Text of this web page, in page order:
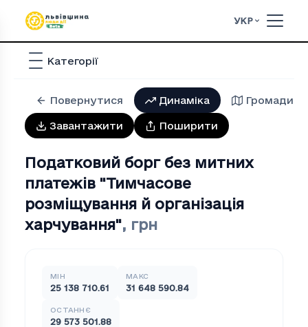
УКР
Категорії
Повернутися Динаміка Громади
Завантажити Поширити
Податковий борг без митних
платежів "Тимчасове
розмiщування й органiзацiя
харчування", грн
МІН
25 138 710.61
МАКС
31 648 590.84
ОСТАННЄ
29 573 501.88